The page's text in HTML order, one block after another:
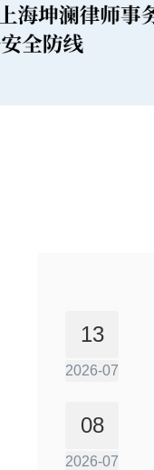
13
2026-07
08
2026-07